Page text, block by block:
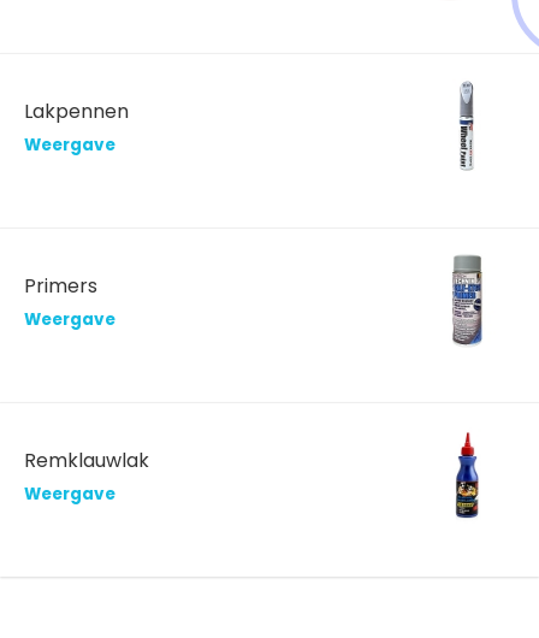
Lakpennen
Weergave
Primers
Weergave
Remklauwlak
Weergave